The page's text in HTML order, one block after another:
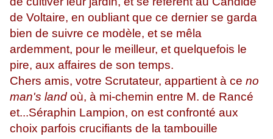
de Voltaire, en oubliant que ce dernier se garda
bien de suivre ce modèle, et se mêla
ardemment, pour le meilleur, et quelquefois le
pire, aux affaires de son temps.
Chers amis, votre Scrutateur, appartient à ce no
man's land où, à mi-chemin entre M. de Rancé
et...Séraphin Lampion, on est confronté aux
choix parfois crucifiants de la tambouille